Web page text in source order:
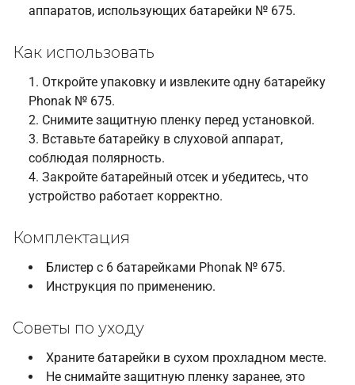
аппаратов, использующих батарейки № 675.
Как использовать
Откройте упаковку и извлеките одну батарейку
Phonak № 675.
Снимите защитную пленку перед установкой.
Вставьте батарейку в слуховой аппарат,
соблюдая полярность.
Закройте батарейный отсек и убедитесь, что
устройство работает корректно.
Комплектация
Блистер с 6 батарейками Phonak № 675.
Инструкция по применению.
Советы по уходу
Храните батарейки в сухом прохладном месте.
Не снимайте защитную пленку заранее, это